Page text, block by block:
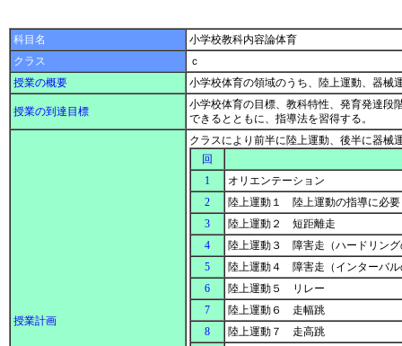
科目名
小学校教科内容論体育
クラス
ｃ
授業の概要
小学校体育の領域のうち、陸上運動、器械
授業の到達目標
小学校体育の目標、教科特性、発育発達段
できるとともに、指導法を習得する。
授業計画
クラスにより前半に陸上運動、後半に器械
回
1
オリエンテーション
2
陸上運動１ 陸上運動の指導に必
3
陸上運動２ 短距離走
4
陸上運動３ 障害走（ハードリン
5
陸上運動４ 障害走（インターバ
6
陸上運動５ リレー
7
陸上運動６ 走幅跳
8
陸上運動７ 走高跳